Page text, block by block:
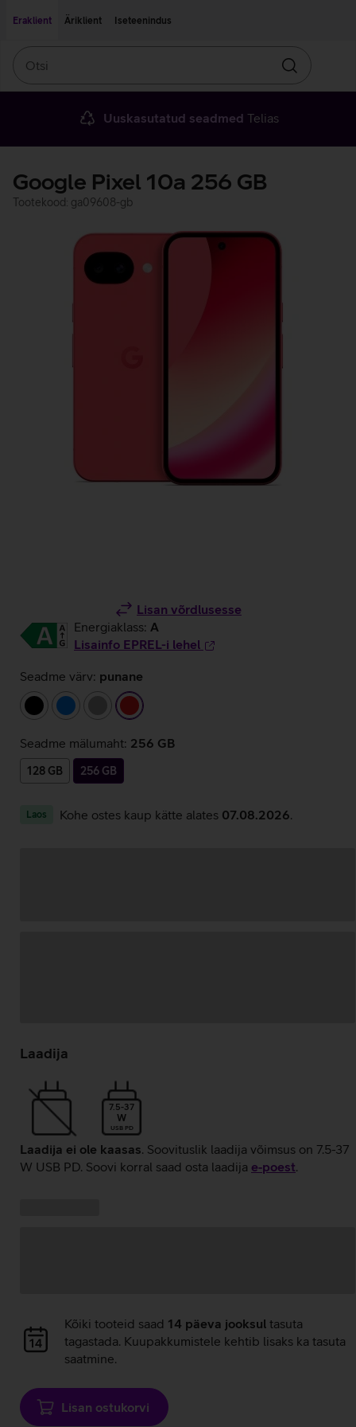
Eraklient
Äriklient Iseteenindus
Otsin
Uuskasutatud seadmed Telias
Google Pixel 10a 256 GB
Tootekood: ga09608-gb
Lisan võrdlusesse
Energiaklass: A
Lisainfo EPREL-i lehel
Seadme värv: punane
must
sinine hall punane
Seadme mälumaht: 256 GB
128 GB 256 GB
Laos Kohe ostes kaup kätte alates 07.08.2026
laadimine
Laadija
7.5-37
W
USB PD
Laadija ei ole kaasas. Soovituslik laadija võimsus on 7.5-37
W USB PD. Soovi korral saad osta laadija e‑poest.
Andmete
laadimine
Kõiki tooteid saad 14 päeva jooksul tasuta
tagastada. Kuupakkumistele kehtib lisaks ka tasuta
saatmine.
Lisan ostukorvi